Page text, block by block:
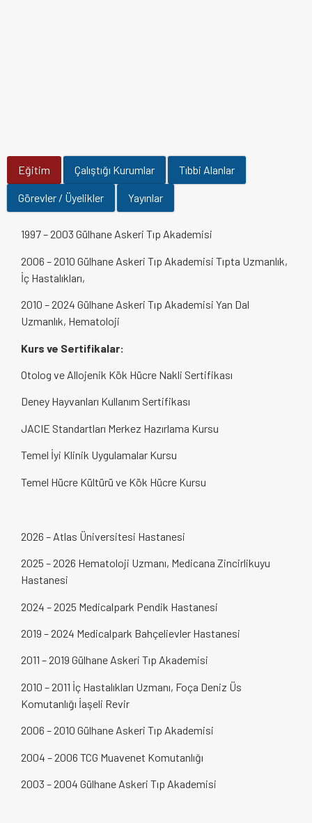
Eğitim Çalıştığı Kurumlar Tıbbi Alanlar
Görevler / Üyelikler Yayınlar
1997 – 2003 Gülhane Askeri Tıp Akademisi
2006 – 2010 Gülhane Askeri Tıp Akademisi Tıpta Uzmanlık,
İç Hastalıkları,
2010 – 2024 Gülhane Askeri Tıp Akademisi Yan Dal
Uzmanlık, Hematoloji
Kurs ve Sertifikalar:
Otolog ve Allojenik Kök Hücre Nakli Sertifikası
Deney Hayvanları Kullanım Sertifikası
JACIE Standartları Merkez Hazırlama Kursu
Temel İyi Klinik Uygulamalar Kursu
Temel Hücre Kültürü ve Kök Hücre Kursu
2026 – Atlas Üniversitesi Hastanesi
2025 – 2026 Hematoloji Uzmanı, Medicana Zincirlikuyu
Hastanesi
2024 – 2025 Medicalpark Pendik Hastanesi
2019 – 2024 Medicalpark Bahçelievler Hastanesi
2011 – 2019 Gülhane Askeri Tıp Akademisi
2010 – 2011 İç Hastalıkları Uzmanı, Foça Deniz Üs
Komutanlığı İaşeli Revir
2006 – 2010 Gülhane Askeri Tıp Akademisi
2004 – 2006 TCG Muavenet Komutanlığı
2003 – 2004 Gülhane Askeri Tıp Akademisi